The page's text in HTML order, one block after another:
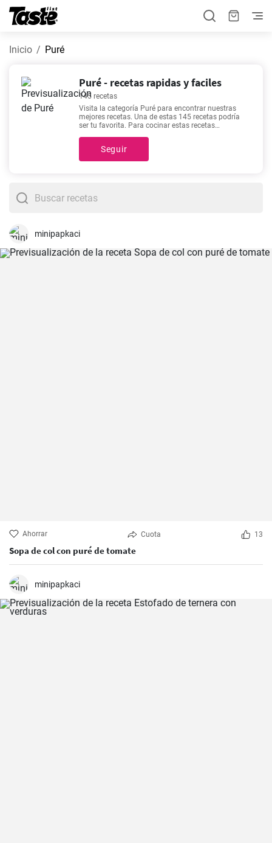
Inicio Puré
Puré - recetas rapidas y faciles
145 recetas
Visita la categoría Puré para encontrar nuestras
mejores recetas. Una de estas 145 recetas podría
ser tu favorita. Para cocinar estas recetas
cada platillo, así como los ingredientes y el número
de porciones, haciendo clic en el que más te
de limón saludable
calabacín
Seguir
minipapkaci
Ahorrar Cuota 13
Sopa de col con puré de tomate
minipapkaci